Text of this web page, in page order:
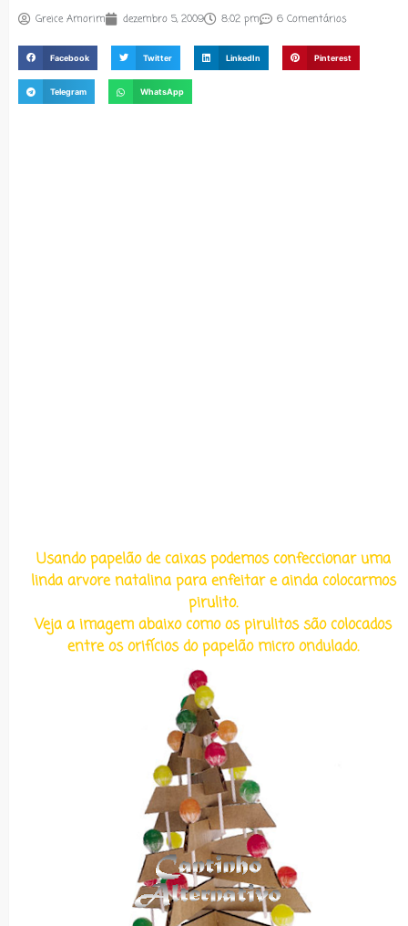
Greice Amorim dezembro 5, 2009 8:02 pm 6 Comentários
Facebook Twitter LinkedIn Pinterest
Telegram WhatsApp
Usando papelão de caixas podemos confeccionar uma
linda arvore natalina para enfeitar e ainda colocarmos
pirulito.
Veja a imagem abaixo como os pirulitos são colocados
entre os orifícios do papelão micro ondulado.